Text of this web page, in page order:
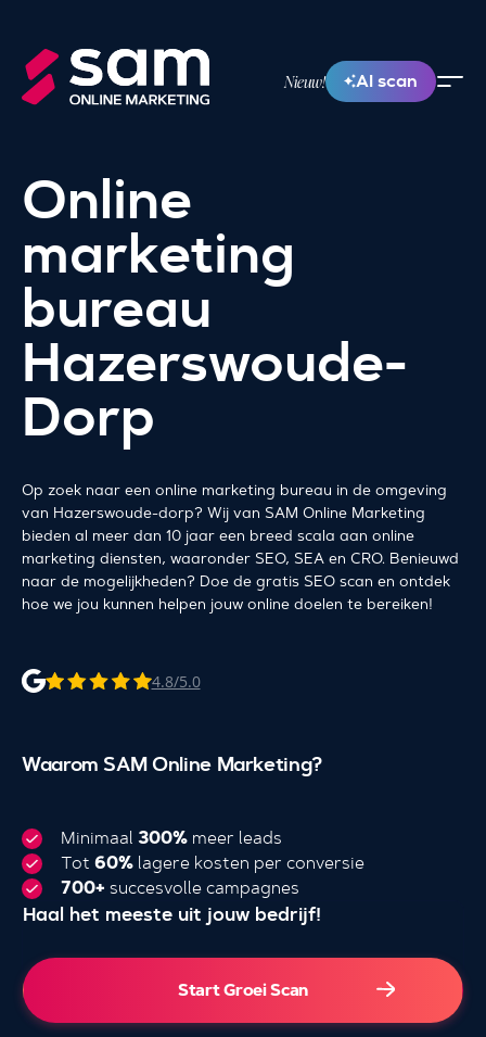
Nieuw! AI scan
Online
marketing
bureau
Hazerswoude-
Dorp
Op zoek naar een online marketing bureau in de omgeving
van Hazerswoude-dorp? Wij van SAM Online Marketing
bieden al meer dan 10 jaar een breed scala aan online
marketing diensten, waaronder SEO, SEA en CRO. Benieuwd
naar de mogelijkheden? Doe de gratis SEO scan en ontdek
hoe we jou kunnen helpen jouw online doelen te bereiken!
4.8/5.0
Waarom SAM Online Marketing?
Minimaal 300% meer leads
Tot 60% lagere kosten per conversie
700+ succesvolle campagnes
Haal het meeste uit jouw bedrijf!
Start Groei Scan